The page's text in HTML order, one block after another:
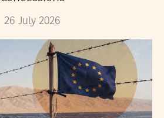
26 July 2026